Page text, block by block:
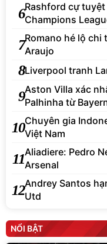
6Rashford cự
Champions
7Romano hé lộ
Araujo
8Liverpool tranh
9Aston Villa xác
Palhinha từ
10Chuyên gia
Việt Nam
11Aliadiere: Pedro
Arsenal
12Andrey Santos
Utd
NỔI BẬT